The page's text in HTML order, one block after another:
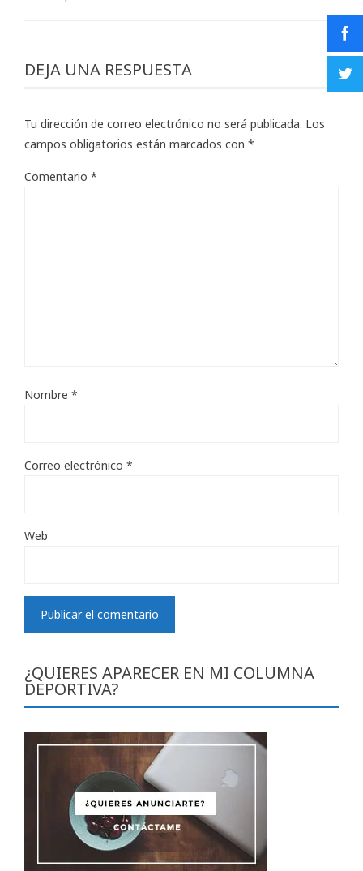
DEJA UNA RESPUESTA
Tu dirección de correo electrónico no será publicada. Los
campos obligatorios están marcados con *
Comentario *
Nombre *
Correo electrónico *
Web
¿QUIERES APARECER EN MI COLUMNA
DEPORTIVA?